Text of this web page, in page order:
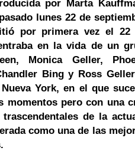
por Marta
lunes 22 de
por primera vez el 22
en la vida de un
Monica Geller,
Bing y Ross
Nueva York, en el que
momentos pero con una
de la
como una de las